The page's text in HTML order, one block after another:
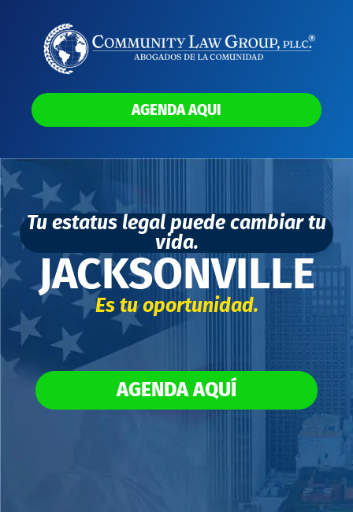
AGENDA AQUI
Tu estatus legal puede cambiar tu
vida.
JACKSONVILLE
Es tu oportunidad.
AGENDA AQUÍ